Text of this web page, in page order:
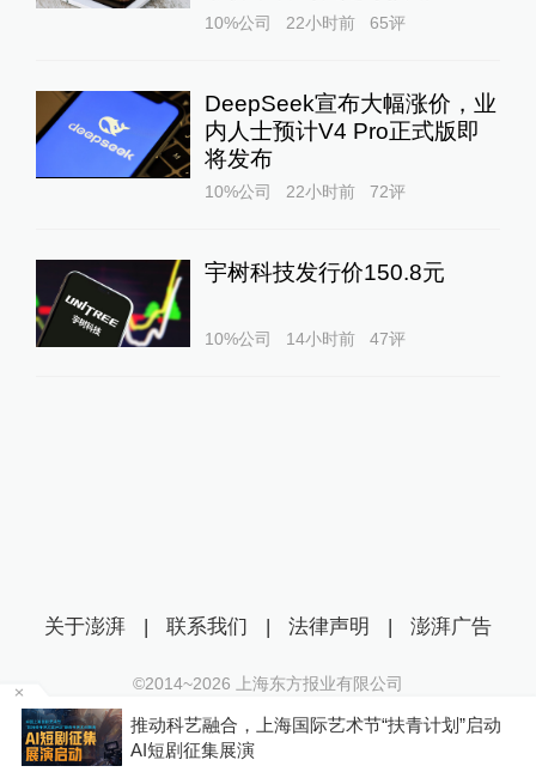
10%公司 22小时前 65评
DeepSeek宣布大幅涨价，业
内人士预计V4 Pro正式版即
将发布
10%公司 22小时前 72评
宇树科技发行价150.8元
10%公司 14小时前 47评
推动科艺融合，上海国际艺术节“扶青计划”启动
AI短剧征集展演
关于澎湃 | 联系我们 | 法律声明 | 澎湃广告
©2014~2026 上海东方报业有限公司
沪ICP证：沪B2-20170116 | 沪ICP备14003370号
互联网新闻信息服务许可证：31120170006